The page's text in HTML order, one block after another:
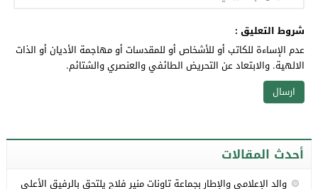
شروط التعليق :
عدم الإساءة للكاتب أو للأشخاص أو للمقدسات أو مهاجمة الأديان أو الذات
الالهية. والابتعاد عن التحريض الطائفي والعنصري والشتائم.
أحدث المقالات
والد الإعلامي والإطار بجماعة تاونات منير فلاح يلتحق بالرفيق الأعلى